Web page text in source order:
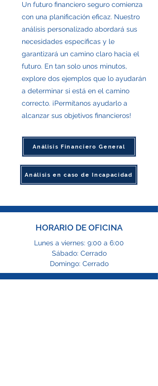
Un futuro financiero seguro comienza
con una planificación eficaz. Nuestro
análisis personalizado abordará sus
necesidades específicas y le
garantizará un camino claro hacia el
futuro. En tan solo unos minutos,
explore dos ejemplos que lo ayudarán
a determinar si está en el camino
correcto. ¡Permítanos ayudarlo a
alcanzar sus objetivos financieros!
Análisis Financiero General
Análisis en caso de Incapacidad
HORARIO DE OFICINA
Lunes a viernes: 9:00 a 6:00
Sábado: Cerrado
Domingo: Cerrado